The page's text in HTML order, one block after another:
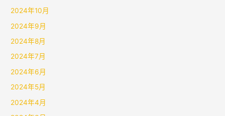
2024年10月
2024年9月
2024年8月
2024年7月
2024年6月
2024年5月
2024年4月